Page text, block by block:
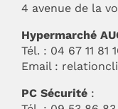
4 avenue de la
Hypermarché
Tél. : 04 67 11 81
Email :
PC Sécurité :